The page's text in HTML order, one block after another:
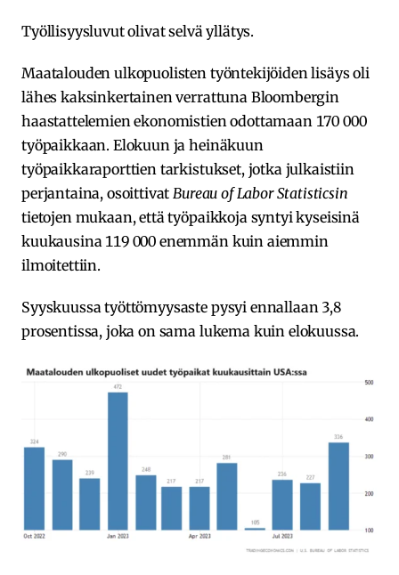
Työllisyysluvut olivat selvä yllätys.
Maatalouden ulkopuolisten työntekijöiden lisäys oli
lähes kaksinkertainen verrattuna Bloombergin
haastattelemien ekonomistien odottamaan 170 000
työpaikkaan. Elokuun ja heinäkuun
työpaikkaraporttien tarkistukset, jotka julkaistiin
perjantaina, osoittivatBureau of Labor Statisticsin
tietojen mukaan, että työpaikkoja syntyi kyseisinä
kuukausina 119 000 enemmän kuin aiemmin
ilmoitettiin.
Syyskuussa työttömyysaste pysyi ennallaan 3,8
prosentissa, joka on sama lukema kuin elokuussa.